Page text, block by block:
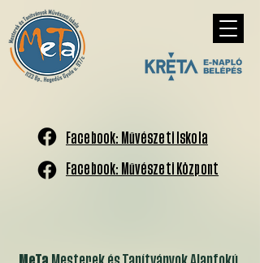
Facebook: Művészeti Iskola
Facebook: Művészeti Központ